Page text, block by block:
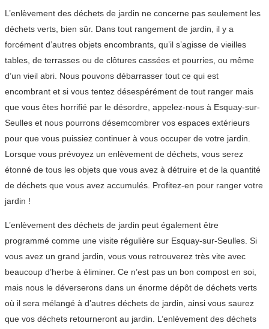
L’enlèvement des déchets de jardin ne concerne pas seulement les
déchets verts, bien sûr. Dans tout rangement de jardin, il y a
forcément d’autres objets encombrants, qu’il s’agisse de vieilles
tables, de terrasses ou de clôtures cassées et pourries, ou même
d’un vieil abri. Nous pouvons débarrasser tout ce qui est
encombrant et si vous tentez désespérément de tout ranger mais
que vous êtes horrifié par le désordre, appelez-nous à Esquay-sur-
Seulles et nous pourrons désemcombrer vos espaces extérieurs
pour que vous puissiez continuer à vous occuper de votre jardin.
Lorsque vous prévoyez un enlèvement de déchets, vous serez
étonné de tous les objets que vous avez à détruire et de la quantité
de déchets que vous avez accumulés. Profitez-en pour ranger votre
jardin !
L’enlèvement des déchets de jardin peut également être
programmé comme une visite régulière sur Esquay-sur-Seulles. Si
vous avez un grand jardin, vous vous retrouverez très vite avec
beaucoup d’herbe à éliminer. Ce n’est pas un bon compost en soi,
mais nous le déverserons dans un énorme dépôt de déchets verts
où il sera mélangé à d’autres déchets de jardin, ainsi vous saurez
que vos déchets retourneront au jardin. L’enlèvement des déchets